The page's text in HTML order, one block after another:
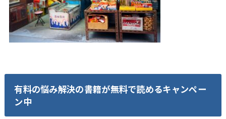
有料の悩み解決の書籍が無料で読めるキャンペー
ン中